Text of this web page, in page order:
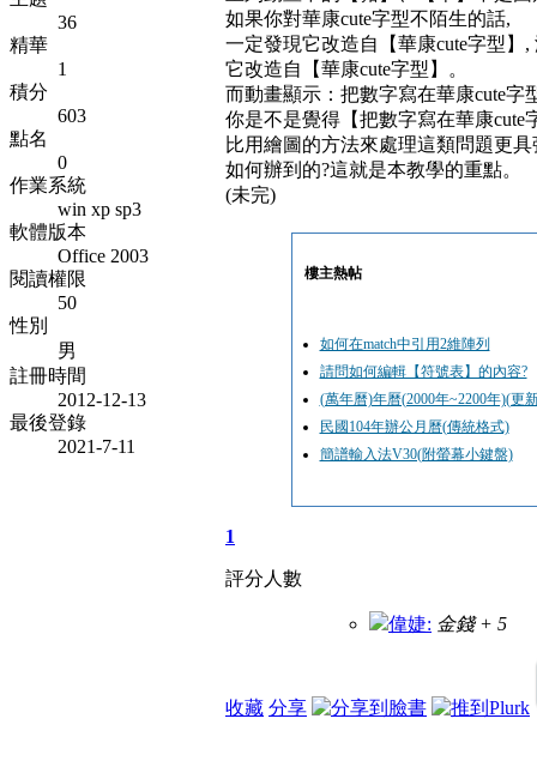
36
精華
1
積分
603
點名
0
作業系統
win xp sp3
軟體版本
Office 2003
閱讀權限
50
性別
男
註冊時間
2012-12-13
最後登錄
2021-7-11
如果你對華康cute字型不陌生的話,
一定發現它改造自【華康cute字型】,
它改造自【華康cute字型】。
而動畫顯示：把數字寫在華康cute字
你是不是覺得【把數字寫在華康cute
比用繪圖的方法來處理這類問題更具
如何辦到的?這就是本教學的重點。
(未完)
樓主熱帖
如何在match中引用2維陣列
請問如何編輯【符號表】的內容?
(萬年曆)年曆(2000年~2200年)(更
民國104年辦公月曆(傳統格式)
簡譜輸入法V30(附螢幕小鍵盤)
1
評分人數
偉婕: 金錢 + 5
收藏 分享